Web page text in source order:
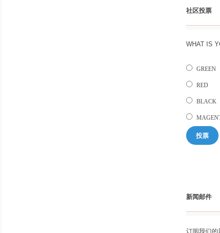
社区投票
WHAT IS
GREEN
RED
BLACK
投票
新闻邮件
订阅我们的